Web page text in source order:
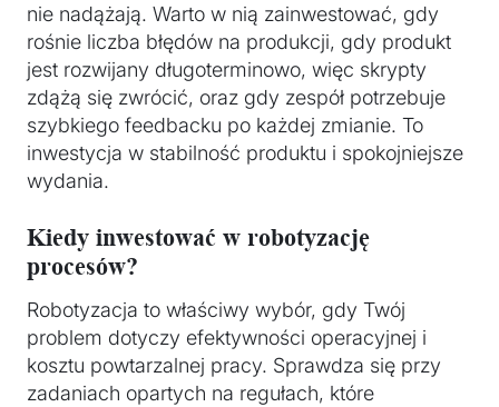
nie nadążają. Warto w nią zainwestować, gdy
rośnie liczba błędów na produkcji, gdy produkt
jest rozwijany długoterminowo, więc skrypty
zdążą się zwrócić, oraz gdy zespół potrzebuje
szybkiego feedbacku po każdej zmianie. To
inwestycja w stabilność produktu i spokojniejsze
wydania.
Kiedy inwestować w robotyzację
procesów?
Robotyzacja to właściwy wybór, gdy Twój
problem dotyczy efektywności operacyjnej i
kosztu powtarzalnej pracy. Sprawdza się przy
zadaniach opartych na regułach, które